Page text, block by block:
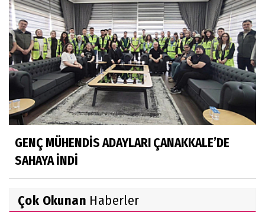
GENÇ MÜHENDİS ADAYLARI ÇANAKKALE’DE
SAHAYA İNDİ
Çok Okunan Haberler